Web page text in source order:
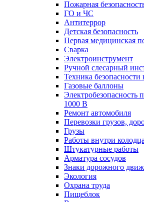
Пожарная
ГО и ЧС
Антитеррор
Детская безопасность
Первая медицинская
Сварка
Электроинструмент
Ручной слесарный
Техника безопасности
Газовые баллоны
Электробезопасность
1000 В
Ремонт автомобиля
Перевозки грузов,
Грузы
Работы внутри колодца
Штукатурные работы
Арматура сосудов
Знаки дорожного
Экология
Охрана труда
Пищеблок